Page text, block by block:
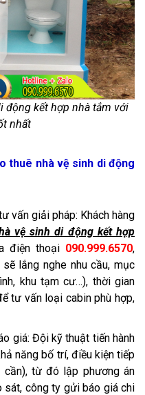
động kết hợp nhà tắm với
nhất
thuê nhà vệ sinh di động
vấn giải pháp: Khách hàng
vệ sinh di động kết hợp
điện thoại 090.999.6570,
lắng nghe nhu cầu, mục
khu tạm cư…), thời gian
tư vấn loại cabin phù hợp,
giá: Đội kỹ thuật tiến hành
năng bố trí, điều kiện tiếp
cần), từ đó lập phương án
sát, công ty gửi báo giá chi